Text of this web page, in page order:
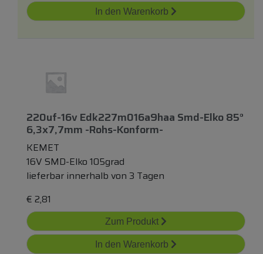
In den Warenkorb
220uf-16v Edk227m016a9haa Smd-Elko 85°
6,3x7,7mm -rohs-Konform-
KEMET
16V SMD-Elko 105grad
lieferbar innerhalb von 3 Tagen
€ 2,81
Zum Produkt
In den Warenkorb